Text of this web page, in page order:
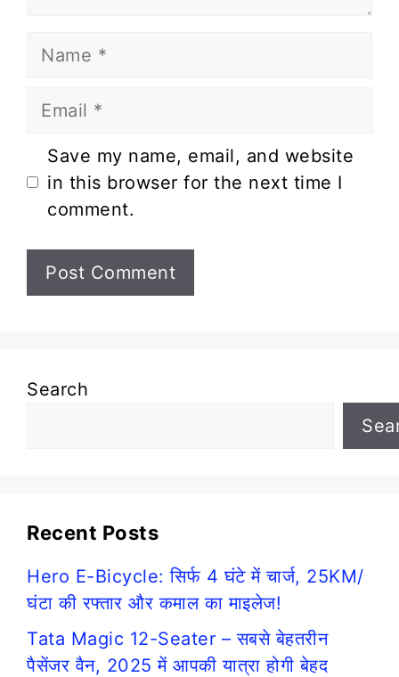
Name
Email
Website
Save my name, email, and website
in this browser for the next time I
comment.
Search
Recent Posts
Hero E-Bicycle: सिर्फ 4 घंटे में चार्ज, 25KM/
घंटा की रफ्तार और कमाल का माइलेज!
Tata Magic 12-Seater – सबसे बेहतरीन
पैसेंजर वैन, 2025 में आपकी यात्रा होगी बेहद